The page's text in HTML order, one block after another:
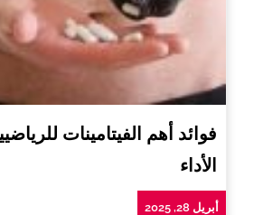
فوائد أهم الفيتامينات
الأداء
أبريل 28, 2025